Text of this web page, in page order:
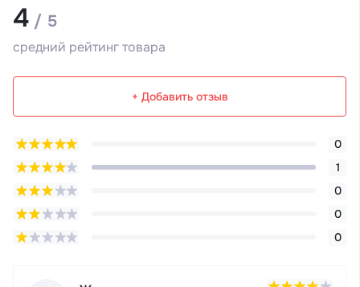
4 / 5
средний рейтинг товара
+ Добавить отзыв
0
1
0
0
0